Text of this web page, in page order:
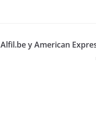
Alfil.be y American